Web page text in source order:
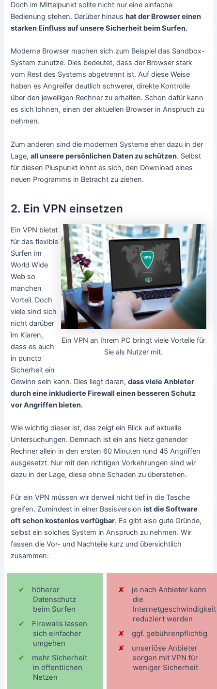
Doch im Mittelpunkt sollte nicht nur eine einfache
Bedienung stehen. Darüber hinaushat der Browser einen
starken Einfluss auf unsere Sicherheit beim Surfen.
Moderne Browser machen sich zum Beispiel das Sandbox-
System zunutze. Dies bedeutet, dass der Browser stark
vom Rest des Systems abgetrennt ist. Auf diese Weise
haben es Angreifer deutlich schwerer, direkte Kontrolle
über den jeweiligen Rechner zu erhalten. Schon dafür kann
es sich lohnen, einen der aktuellen Browser in Anspruch zu
nehmen.
Zum anderen sind die modernen Systeme eher dazu in der
Lage,all unsere persönlichen Daten zu schützen. Selbst
für diesen Pluspunkt lohnt es sich, den Download eines
neuen Programms in Betracht zu ziehen.
2. Ein VPN einsetzen
Ein VPN an Ihrem PC bringt viele Vorteile für
Sie als Nutzer mit.
Ein VPN bietet
für das flexible
Surfen im
World Wide
Web so
manchen
Vorteil. Doch
viele sind sich
nicht darüber
im Klaren,
dass es auch
in puncto
Sicherheit ein
Gewinn sein kann. Dies liegt daran,dass viele Anbieter
durch eine inkludierte Firewall einen besseren Schutz
vor Angriffen bieten.
Wie wichtig dieser ist, das zeigt ein Blick auf aktuelle
Untersuchungen. Demnach ist ein ans Netz gehender
Rechner allein in den ersten 60 Minuten rund 45 Angriffen
ausgesetzt. Nur mit den richtigen Vorkehrungen sind wir
dazu in der Lage, diese ohne Schaden zu überstehen.
Für ein VPN müssen wir derweil nicht tief in die Tasche
greifen. Zumindest in einer Basisversionist die Software
oft schon kostenlos verfügbar. Es gibt also gute Gründe,
selbst ein solches System in Anspruch zu nehmen. Wir
fassen die Vor- und Nachteile kurz und übersichtlich
zusammen:
höherer
Datenschutz
beim Surfen
Firewalls lassen
sich einfacher
umgehen
mehr Sicherheit
in öffentlichen
Netzen
je nach Anbieter kann
die
Internetgeschwindigkeit
reduziert werden
ggf. gebührenpflichtig
unseriöse Anbieter
sorgen mit VPN für
weniger Sicherheit